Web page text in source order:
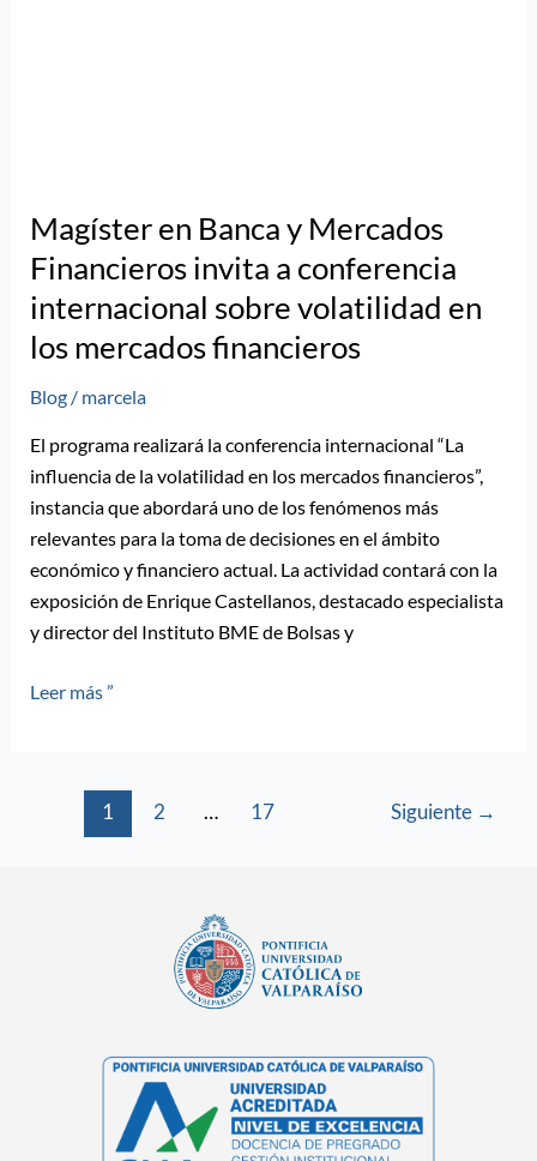
Magíster en Banca y Mercados
Financieros invita a conferencia
internacional sobre volatilidad en
los mercados financieros
Blog/ marcela
El programa realizará la conferencia internacional “La
influencia de la volatilidad en los mercados financieros”,
instancia que abordará uno de los fenómenos más
relevantes para la toma de decisiones en el ámbito
económico y financiero actual. La actividad contará con la
exposición de Enrique Castellanos, destacado especialista
y director del Instituto BME de Bolsas y
Leer más ”
1 2 … 17 Siguiente →